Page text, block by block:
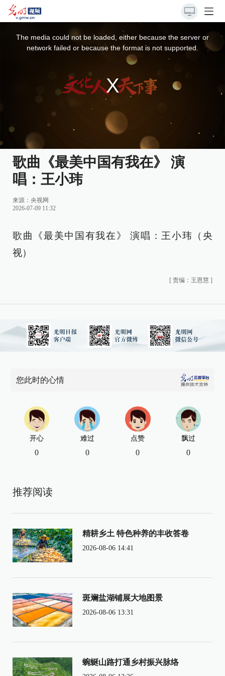
The media could not be loaded, either because the server or
network failed or because the format is not supported.
歌曲《最美中国有我在》 演
唱：王小玮
来源： 央视网
2026-07-09 11:32
歌曲《最美中国有我在》 演唱：王小玮（央
视）
[ 责编：王恩慧 ]
您此时的心情
开心
0
难过
0
点赞
0
飘过
0
推荐阅读
精耕乡土 特色种养的丰收答卷
2026-08-06 14:41
斑斓盐湖铺展大地图景
2026-08-06 13:31
蜿蜒山路打通乡村振兴脉络